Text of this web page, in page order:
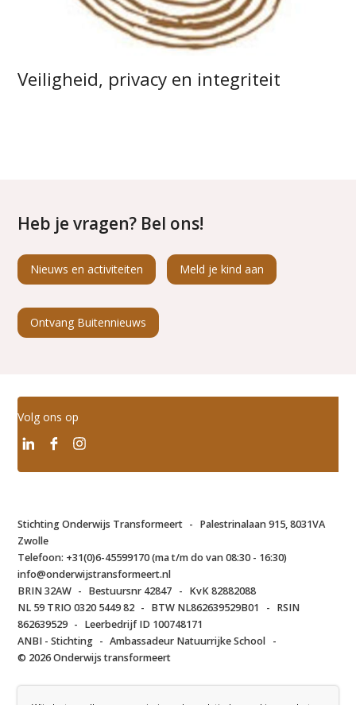
Veiligheid, privacy en integriteit
Heb je vragen? Bel ons!
Nieuws en activiteiten Meld je kind aan
Ontvang Buitennieuws
Volg ons op
Stichting Onderwijs Transformeert - Palestrinalaan 915, 8031VA
Zwolle
Telefoon: +31(0)6-45599170 (ma t/m do van 08:30 - 16:30)
info@onderwijstransformeert.nl
BRIN 32AW - Bestuursnr 42847 - KvK 82882088
NL 59 TRIO 0320 5449 82 - BTW NL862639529B01 - RSIN
862639529 - Leerbedrijf ID 100748171
ANBI - Stichting - Ambassadeur Natuurrijke School -
© 2026 Onderwijs transformeert